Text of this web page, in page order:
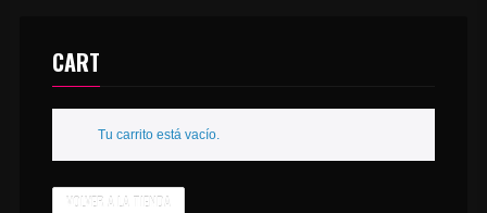
CART
Tu carrito está vacío.
VOLVER A LA TIENDA